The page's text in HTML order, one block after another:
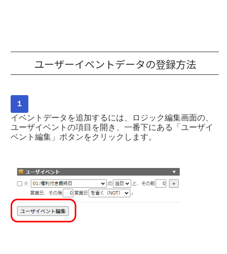
ユーザーイベントデータの登録方法
１
イベントデータを追加するには、ロジック編集画面の、
ユーザイベントの項目を開き、一番下にある「ユーザイ
ベント編集」ボタンをクリックします。